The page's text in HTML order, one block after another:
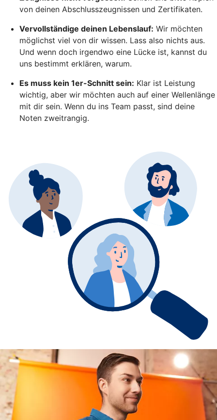
von deinen Abschlusszeugnissen und Zertifikaten.
Vervollständige deinen Lebenslauf: Wir möchten
möglichst viel von dir wissen. Lass also nichts aus.
Und wenn doch irgendwo eine Lücke ist, kannst du
uns bestimmt erklären, warum.
Es muss kein 1er-Schnitt sein: Klar ist Leistung
wichtig, aber wir möchten auch auf einer Wellenlänge
mit dir sein. Wenn du ins Team passt, sind deine
Noten zweitrangig.